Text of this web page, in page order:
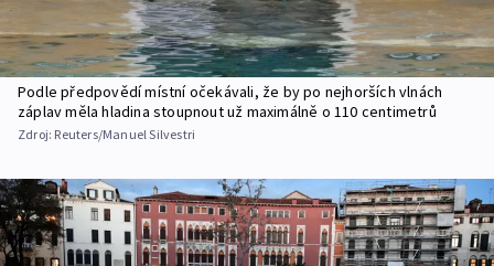
Podle předpovědí místní očekávali, že by po nejhorších vlnách
záplav měla hladina stoupnout už maximálně o 110 centimetrů
Zdroj: Reuters/Manuel Silvestri